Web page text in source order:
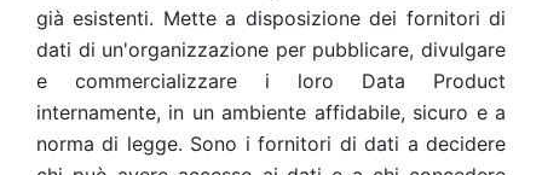
già esistenti. Mette a disposizione dei fornitori di
dati di un'organizzazione per pubblicare, divulgare
e commercializzare i loro Data Product
internamente, in un ambiente affidabile, sicuro e a
norma di legge. Sono i fornitori di dati a decidere